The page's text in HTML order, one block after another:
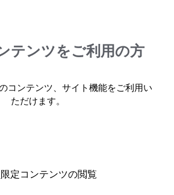
性情報
テンツをご利用の方
コンテンツ、サイト機能をご利用い
ただけます。
定コンテンツの閲覧